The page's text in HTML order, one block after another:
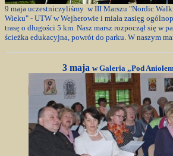
9 maja uczestniczyliśmy w III Marszu "Nordic
Wieku" - UTW w Wejherowie i miała zasięg
trasę o długości 5 km. Nasz marsz rozpoczął się
ścieżka edukacyjna, powrót do parku. W naszym
3 maja w Galeria „Pod